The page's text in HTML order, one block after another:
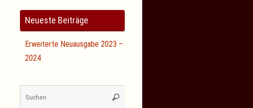
Neueste Beiträge
Erweiterte Neuausgabe 2023 –
2024
Suchen